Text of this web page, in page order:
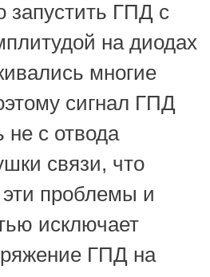
запустить ГПД с
на диодах
многие
сигнал ГПД
с отвода
связи, что
проблемы и
исключает
ГПД на